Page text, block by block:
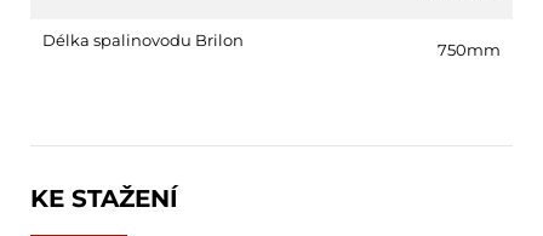
Délka spalinovodu Brilon 750mm
KE STAŽENÍ